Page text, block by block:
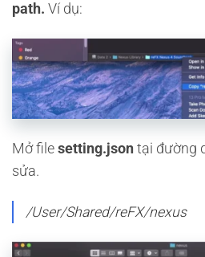
path. Ví dụ:
Mở file setting.json tại đường
sửa.
/User/Shared/reFX/nexus